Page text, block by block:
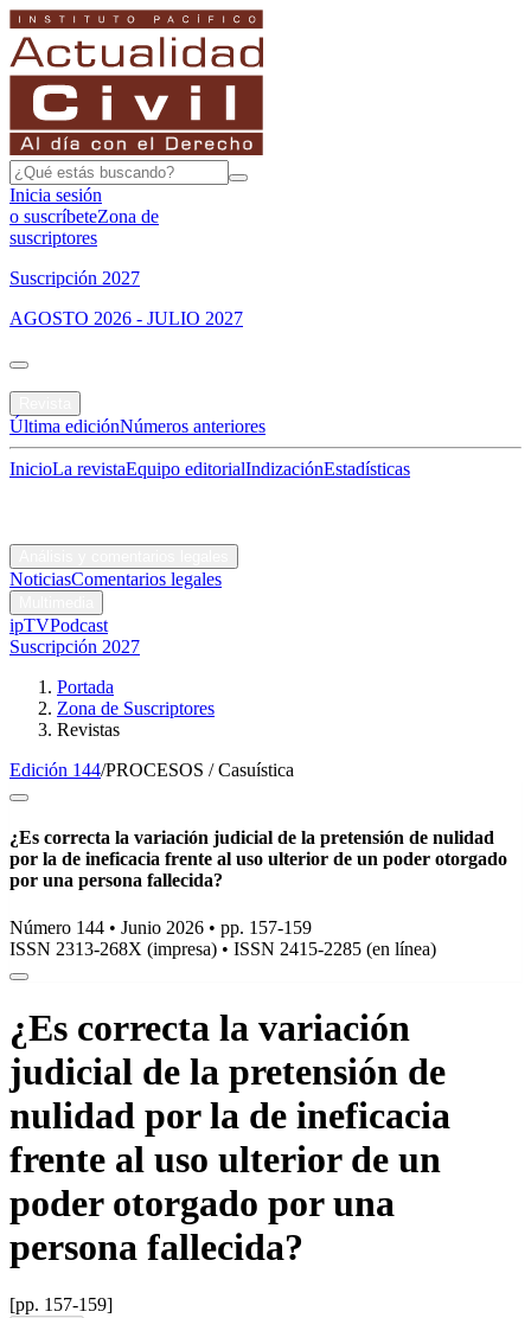
Inicia sesión
o suscríbeteZona de
suscriptores
Suscripción 2027
AGOSTO 2026 - JULIO 2027
Última ediciónNúmeros anteriores
InicioLa revistaEquipo editorialIndizaciónEstadísticas
NoticiasComentarios legales
ipTVPodcast
Suscripción 2027
Portada
Zona de Suscriptores
Revistas
Edición 144/PROCESOS / Casuística
¿Es correcta la variación judicial de la pretensión de nulidad
por la de ineficacia frente al uso ulterior de un poder otorgado
por una persona fallecida?
Número 144 • Junio 2026 • pp. 157-159
ISSN 2313-268X (impresa) • ISSN 2415-2285 (en línea)
¿Es correcta la variación
judicial de la pretensión de
nulidad por la de ineficacia
frente al uso ulterior de un
poder otorgado por una
persona fallecida?
[pp. 157-159]